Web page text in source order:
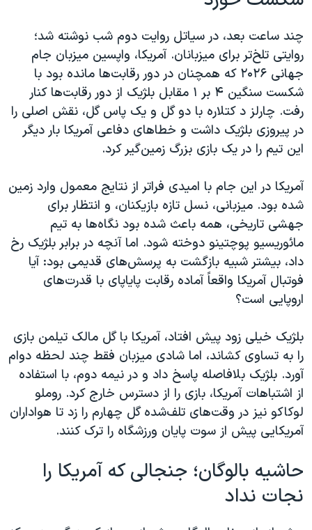
چند ساعت بعد، در سیاتل روایت دوم شب نوشته شد؛
روایتی تلخ‌تر برای میزبانان. آمریکا، واپسین میزبان جام
جهانی ۲۰۲۶ که همچنان در دور رقابت‌ها مانده بود با
شکست سنگین ۴ بر ۱ مقابل بلژیک از دور رقابت‌ها کنار
رفت. چارلز د کتلاره با دو گل و یک پاس گل، نقش اصلی را
در پیروزی بلژیک داشت و خطاهای دفاعی آمریکا بار دیگر
این تیم را در یک بازی بزرگ زمین‌گیر کرد.
آمریکا در این جام با امیدی فراتر از نتایج معمول وارد زمین
شده بود. میزبانی، نسل تازه بازیکنان، و انتظار برای
جهشی تاریخی، همه باعث شده بود نگاه‌ها به تیم
مائوریسیو پوچتینو دوخته شود. اما آنچه در برابر بلژیک رخ
داد، بیشتر شبیه بازگشت به پرسش‌های قدیمی بود: آیا
فوتبال آمریکا واقعاً آماده رقابت پایاپای با قدرت‌های
اروپایی است؟
بلژیک خیلی زود پیش افتاد، آمریکا با گل مالک تیلمن بازی
را به تساوی کشاند، اما شادی میزبان فقط چند لحظه دوام
آورد. بلژیک بلافاصله پاسخ داد و در نیمه دوم، با استفاده
از اشتباهات آمریکا، بازی را از دسترس خارج کرد. روملو
لوکاکو نیز در وقت‌های تلف‌شده گل چهارم را زد تا هواداران
آمریکایی پیش از سوت پایان ورزشگاه را ترک کنند.
حاشیه بالوگان؛ جنجالی که آمریکا را
نجات نداد